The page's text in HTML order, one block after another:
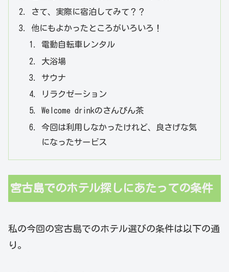
さて、実際に宿泊してみて？？
他にもよかったところがいろいろ！
電動自転車レンタル
大浴場
サウナ
リラクゼーション
Welcome drinkのさんぴん茶
今回は利用しなかったけれど、良さげな気
になったサービス
宮古島でのホテル探しにあたっての条件
私の今回の宮古島でのホテル選びの条件は以下の通
り。